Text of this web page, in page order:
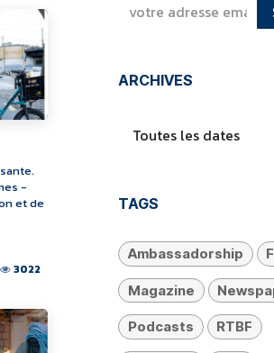
-
et de
3022
ARCHIVES
TAGS
Ambassadorship
Magazine
Podcasts RTBF